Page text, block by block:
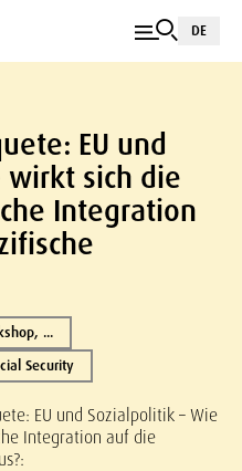
DE
EU und
wirkt sich die
Integration
...
Security
EU und Sozialpolitik – Wie
Integration auf die